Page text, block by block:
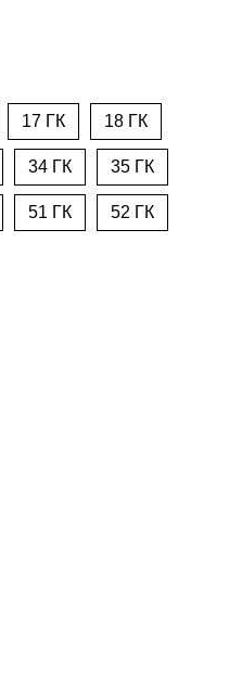
17 ГК 18 ГК
34 ГК 35 ГК
51 ГК 52 ГК